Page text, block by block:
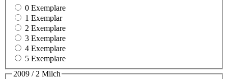
0 Exemplare
1 Exemplar
2 Exemplare
3 Exemplare
4 Exemplare
5 Exemplare
2009 / 2 Milch